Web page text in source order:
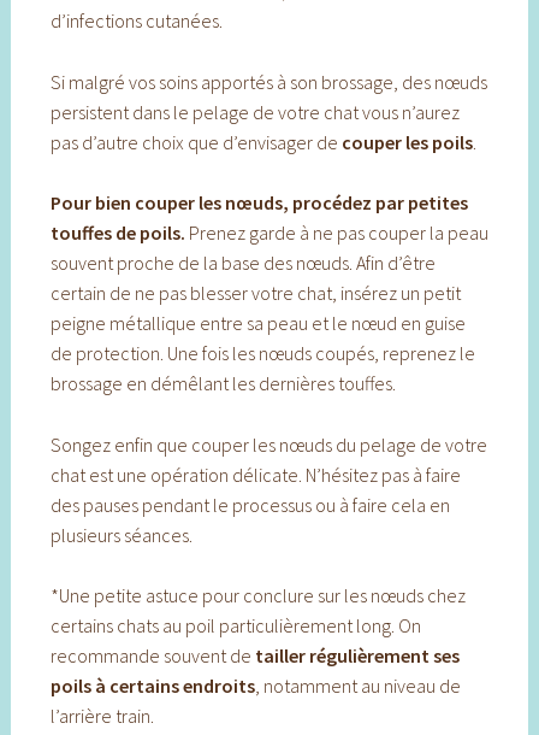
d’infections cutanées.
Si malgré vos soins apportés à son brossage, des nœuds
persistent dans le pelage de votre chat vous n’aurez
pas d’autre choix que d’envisager de couper les poils.
Pour bien couper les nœuds, procédez par petites
touffes de poils. Prenez garde à ne pas couper la peau
souvent proche de la base des nœuds. Afin d’être
certain de ne pas blesser votre chat, insérez un petit
peigne métallique entre sa peau et le nœud en guise
de protection. Une fois les nœuds coupés, reprenez le
brossage en démêlant les dernières touffes.
Songez enfin que couper les nœuds du pelage de votre
chat est une opération délicate. N’hésitez pas à faire
des pauses pendant le processus ou à faire cela en
plusieurs séances.
*Une petite astuce pour conclure sur les nœuds chez
certains chats au poil particulièrement long. On
recommande souvent de tailler régulièrement ses
poils à certains endroits, notamment au niveau de
l’arrière train.